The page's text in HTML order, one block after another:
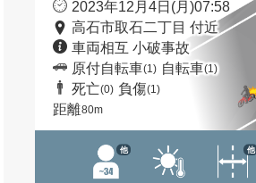
2023年12月4日(月)07:58
高石市取石二丁目 付近
車両相互 小破事故
原付自転車(1) 自転車(1)
死亡(0) 負傷(1)
距離80m
他 他